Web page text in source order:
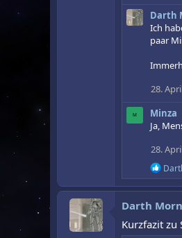
Darth
Ich
paar
28.
M
Minza
Ja,
28.
R
e
a
k
t
i
o
Darth
Kurzfazit zu